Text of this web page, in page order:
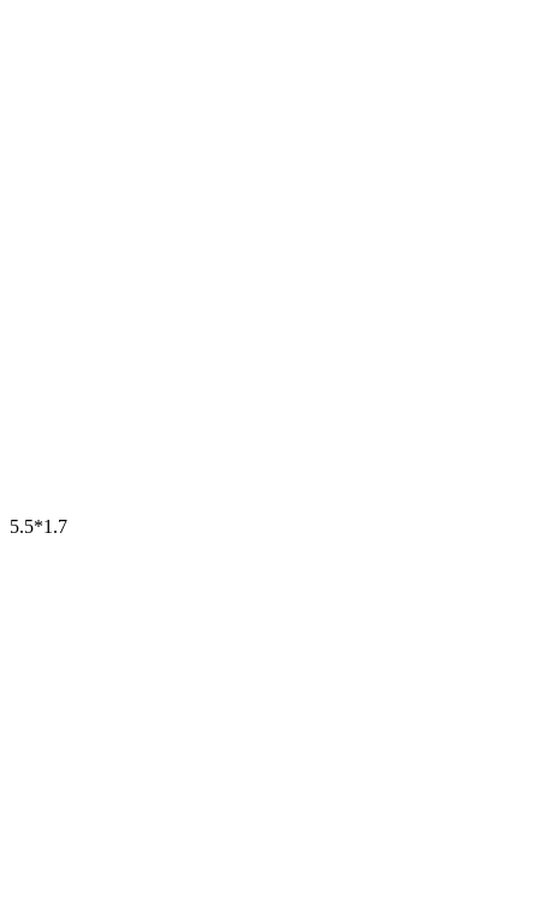
5.5*1.7